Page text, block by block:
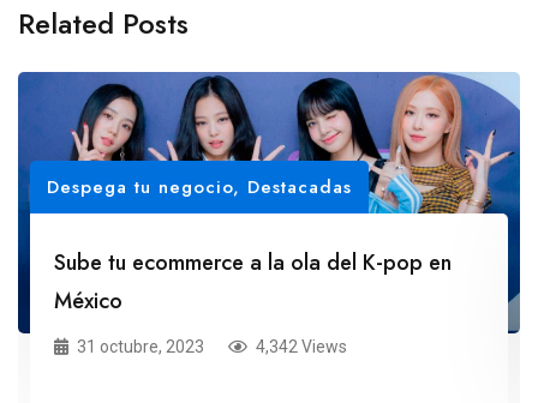
Related Posts
Despega tu negocio, Destacadas
Sube tu ecommerce a la ola del K-pop en
México
31 octubre, 2023 4,342 Views